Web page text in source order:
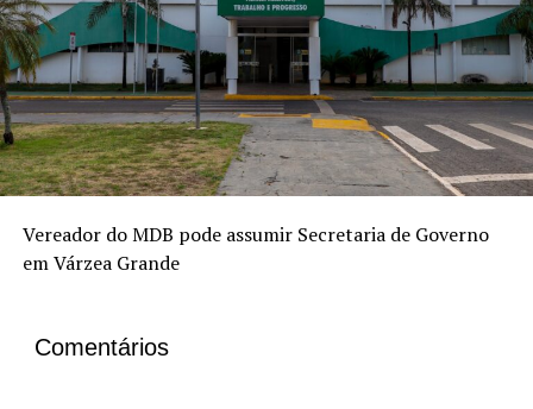
Vereador do MDB pode assumir Secretaria de Governo
em Várzea Grande
Comentários